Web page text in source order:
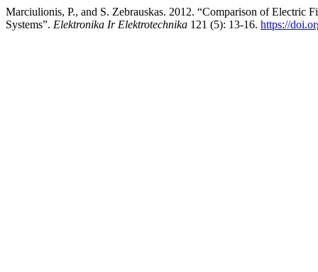
Marciulionis, P., and S. Zebrauskas. 2012. “Comparison of Electric
Systems”. Elektronika Ir Elektrotechnika 121 (5): 13-16. https://